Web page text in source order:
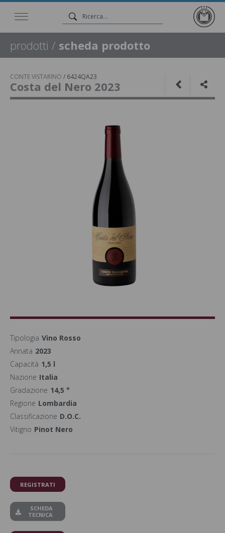
prodotti / scheda prodotto
CONTE VISTARINO / 6424QA23
Costa del Nero 2023
Tipologia Vino Rosso
Annata 2023
Capacità 1,5 l
Nazione Italia
Gradazione 14,5 °
Regione Lombardia
Classificazione D.O.C.
Vitigno Pinot Nero
REGISTRATI
SCHEDA
TECNICA